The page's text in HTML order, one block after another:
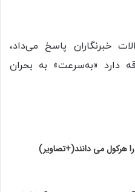
خبرنگاران پاسخ می‌داد،
دارد «به‌سرعت» به بحران
هرکول می دانند(+تصاویر)